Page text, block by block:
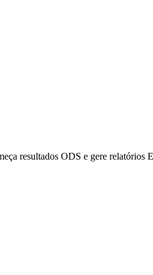
resultados ODS e gere relatórios